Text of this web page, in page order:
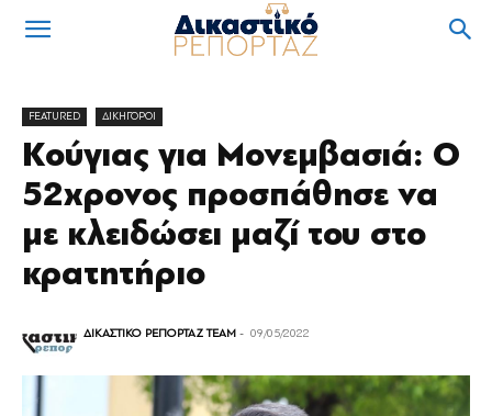
FEATURED ΔΙΚΗΓΟΡΟΙ
Κούγιας για Μονεμβασιά: Ο
52χρονος προσπάθησε να
με κλειδώσει μαζί του στο
κρατητήριο
ΔΙΚΑΣΤΙΚΟ ΡΕΠΟΡΤΑΖ TEAM - 09/05/2022